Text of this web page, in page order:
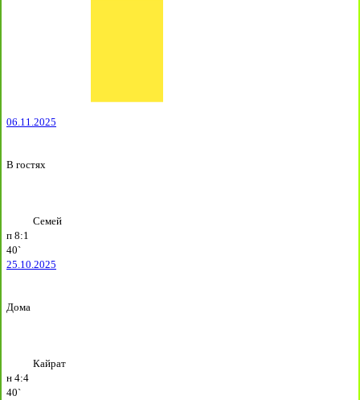
06.11.2025
В гостях
Семей
п 8:1
40`
25.10.2025
Дома
Кайрат
н 4:4
40`